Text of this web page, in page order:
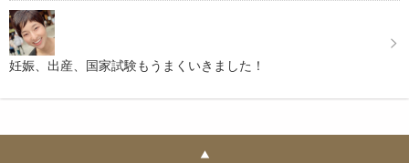
妊娠、出産、国家試験もうまくいきました！